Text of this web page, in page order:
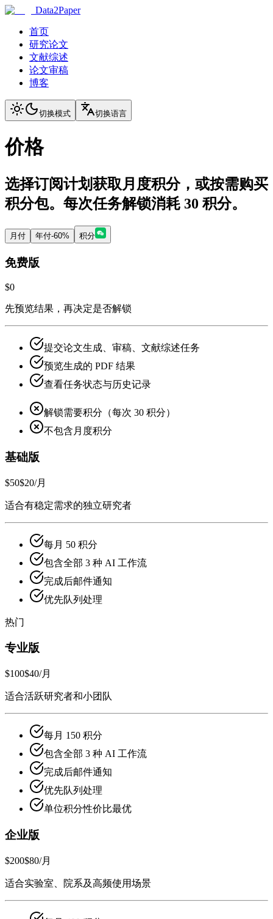
Data2Paper
首页
研究论文
文献综述
论文审稿
博客
切换模式 切换语言
价格
选择订阅计划获取月度积分，或按需购买
积分包。每次任务解锁消耗 30 积分。
月付 年付-60% 积分
免费版
$0
先预览结果，再决定是否解锁
提交论文生成、审稿、文献综述任务
预览生成的 PDF 结果
查看任务状态与历史记录
解锁需要积分（每次 30 积分）
不包含月度积分
基础版
$50$20/月
适合有稳定需求的独立研究者
每月 50 积分
包含全部 3 种 AI 工作流
完成后邮件通知
优先队列处理
热门
专业版
$100$40/月
适合活跃研究者和小团队
每月 150 积分
包含全部 3 种 AI 工作流
完成后邮件通知
优先队列处理
单位积分性价比最优
企业版
$200$80/月
适合实验室、院系及高频使用场景